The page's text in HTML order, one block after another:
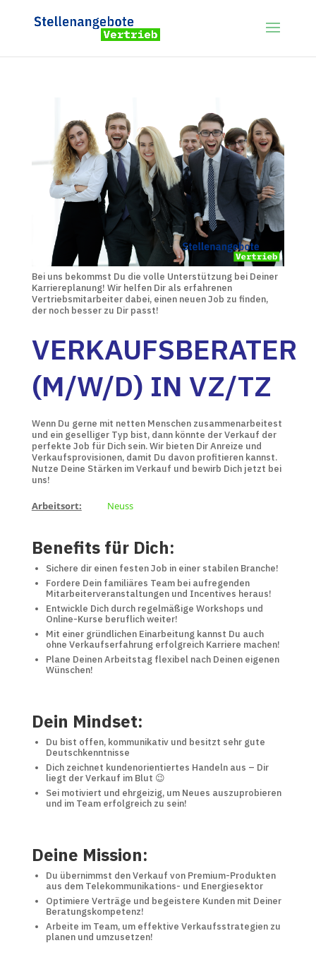
Bei uns bekommst Du die volle Unterstützung bei Deiner
Karriereplanung! Wir helfen Dir als erfahrenen
Vertriebsmitarbeiter dabei, einen neuen Job zu finden,
der noch besser zu Dir passt!
VERKAUFSBERATER
(M/W/D) IN VZ/TZ
Wenn Du gerne mit netten Menschen zusammenarbeitest
und ein geselliger Typ bist, dann könnte der Verkauf der
perfekte Job für Dich sein. Wir bieten Dir Anreize und
Verkaufsprovisionen, damit Du davon profitieren kannst.
Nutze Deine Stärken im Verkauf und bewirb Dich jetzt bei
uns!
Arbeitsort: Neuss
Benefits für Dich:
Sichere dir einen festen Job in einer stabilen Branche!
Fordere Dein familiäres Team bei aufregenden
Mitarbeiterveranstaltungen und Incentives heraus!
Entwickle Dich durch regelmäßige Workshops und
Online-Kurse beruflich weiter!
Mit einer gründlichen Einarbeitung kannst Du auch
ohne Verkaufserfahrung erfolgreich Karriere machen!
Plane Deinen Arbeitstag flexibel nach Deinen eigenen
Wünschen!
Dein Mindset:
Du bist offen, kommunikativ und besitzt sehr gute
Deutschkenntnisse
Dich zeichnet kundenorientiertes Handeln aus – Dir
liegt der Verkauf im Blut 😉
Sei motiviert und ehrgeizig, um Neues auszuprobieren
und im Team erfolgreich zu sein!
Deine Mission:
Du übernimmst den Verkauf von Premium-Produkten
aus dem Telekommunikations- und Energiesektor
Optimiere Verträge und begeistere Kunden mit Deiner
Beratungskompetenz!
Arbeite im Team, um effektive Verkaufsstrategien zu
planen und umzusetzen!